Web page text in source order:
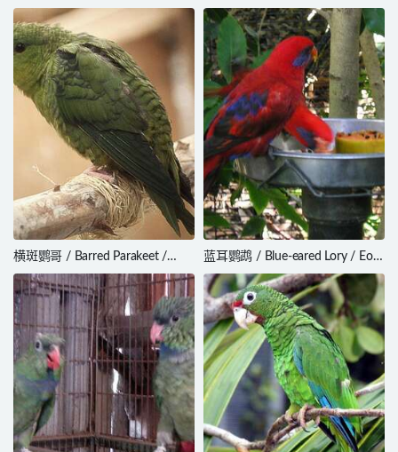
Parakeet / Pyrrhura calliptera
Neophema elegans
横斑鹦哥 / Barred Parakeet /
Bolborhynchus lineola
蓝耳鹦鹉 / Blue-eared Lory / Eos
semilarvata